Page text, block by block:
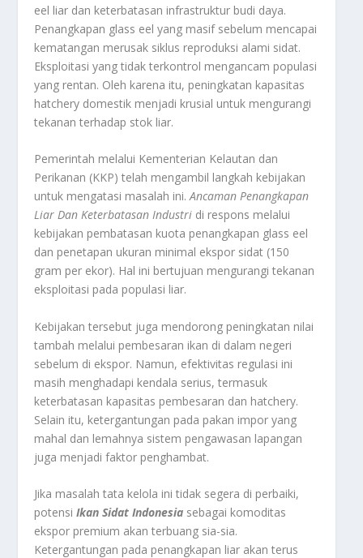
eel liar dan keterbatasan infrastruktur budi daya.
Penangkapan glass eel yang masif sebelum mencapai
kematangan merusak siklus reproduksi alami sidat.
Eksploitasi yang tidak terkontrol mengancam populasi
yang rentan. Oleh karena itu, peningkatan kapasitas
hatchery domestik menjadi krusial untuk mengurangi
tekanan terhadap stok liar.
Pemerintah melalui Kementerian Kelautan dan
Perikanan (KKP) telah mengambil langkah kebijakan
untuk mengatasi masalah ini.Ancaman Penangkapan
Liar Dan Keterbatasan Industri di respons melalui
kebijakan pembatasan kuota penangkapan glass eel
dan penetapan ukuran minimal ekspor sidat (150
gram per ekor). Hal ini bertujuan mengurangi tekanan
eksploitasi pada populasi liar.
Kebijakan tersebut juga mendorong peningkatan nilai
tambah melalui pembesaran ikan di dalam negeri
sebelum di ekspor. Namun, efektivitas regulasi ini
masih menghadapi kendala serius, termasuk
keterbatasan kapasitas pembesaran dan hatchery.
Selain itu, ketergantungan pada pakan impor yang
mahal dan lemahnya sistem pengawasan lapangan
juga menjadi faktor penghambat.
Jika masalah tata kelola ini tidak segera di perbaiki,
potensiIkan Sidat Indonesia sebagai komoditas
ekspor premium akan terbuang sia-sia.
Ketergantungan pada penangkapan liar akan terus